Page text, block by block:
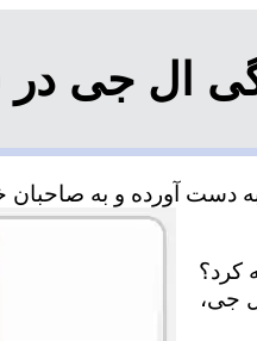
ال جی در
آورده و به صاحبان
کرد؟
جی،